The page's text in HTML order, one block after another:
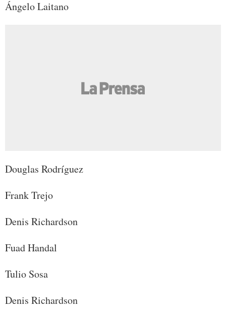
Ángelo Laitano
Douglas Rodríguez
Frank Trejo
Denis Richardson
Fuad Handal
Tulio Sosa
Denis Richardson